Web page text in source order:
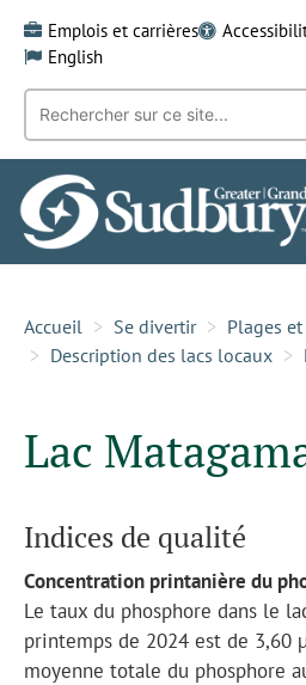
content
Emplois et carrières
English
Recherche
mot-
clé:
Accueil Se divertir Plages
Description des lacs locaux
Lac
Indices de qualité
Concentration printanière du
Le taux du phosphore dans le
printemps de 2024 est de 3,60
moyenne totale du phosphore